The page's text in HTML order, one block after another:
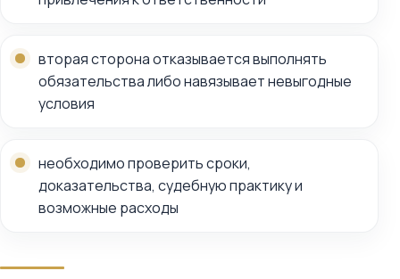
вторая сторона отказывается выполнять
обязательства либо навязывает невыгодные
условия
необходимо проверить сроки,
доказательства, судебную практику и
возможные расходы